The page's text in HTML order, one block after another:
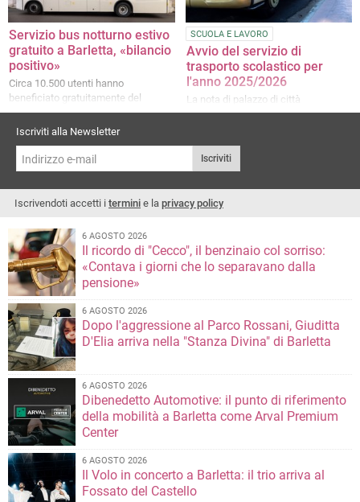
Servizio bus notturno estivo
gratuito a Barletta, «bilancio
positivo»
Circa 10.500 utenti hanno
beneficiato gratuitamente del
servizio
SCUOLA E LAVORO
Avvio del servizio di
trasporto scolastico per
l'anno 2025/2026
La nota di palazzo di città
Iscriviti alla Newsletter
Iscriviti
Iscrivendoti accetti i termini e la privacy policy
6 AGOSTO 2026
Il ricordo di "Cecco", il benzinaio col sorriso:
«Contava i giorni che lo separavano dalla
pensione»
6 AGOSTO 2026
Dopo l'aggressione al Parco Rossani, Giuditta
D'Elia arriva nella "Stanza Divina" di Barletta
6 AGOSTO 2026
Dibenedetto Automotive: il punto di riferimento
della mobilità a Barletta come Arval Premium
Center
6 AGOSTO 2026
Il Volo in concerto a Barletta: il trio arriva al
Fossato del Castello